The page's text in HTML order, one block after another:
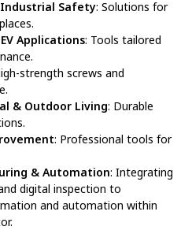
Safety: Solutions for
Applications: Tools tailored
strength screws and
& Outdoor Living: Durable
: Professional tools for
& Automation: Integrating
digital inspection to
and automation within